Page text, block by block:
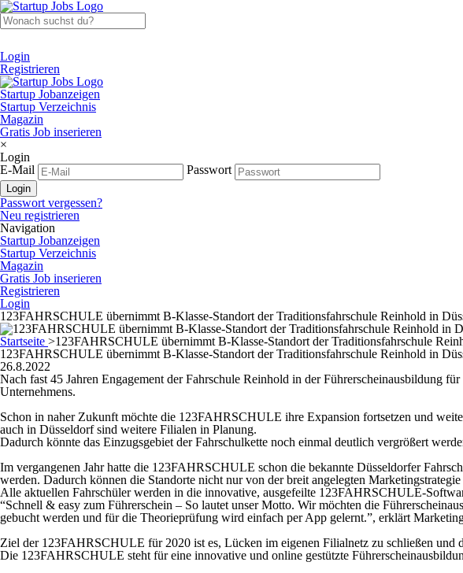
Login
Registrieren
Startup Jobanzeigen
Startup Verzeichnis
Magazin
Gratis Job inserieren
×
Login
E-Mail
Passwort
Passwort vergessen?
Neu registrieren
Navigation
Startup Jobanzeigen
Startup Verzeichnis
Magazin
Gratis Job inserieren
Registrieren
Login
123FAHRSCHULE übernimmt B-Klasse-Standort der Traditionsfahrschule Reinhold in
Startseite >123FAHRSCHULE übernimmt B-Klasse-Standort der Traditionsfahrschule
123FAHRSCHULE übernimmt B-Klasse-Standort der Traditionsfahrschule Reinhold in
26.8.2022
Nach fast 45 Jahren Engagement der Fahrschule Reinhold in der Führerscheinausbildung
Unternehmens.
Schon in naher Zukunft möchte die 123FAHRSCHULE ihre Expansion fortsetzen und
auch in Düsseldorf sind weitere Filialen in Planung.
Dadurch könnte das Einzugsgebiet der Fahrschulkette noch einmal deutlich vergrößert
Im vergangenen Jahr hatte die 123FAHRSCHULE schon die bekannte Düsseldorfer
werden. Dadurch können die Standorte nicht nur von der breit angelegten
Alle aktuellen Fahrschüler werden in die innovative, ausgefeilte 123FAHRSCHULE-
“Schnell & easy zum Führerschein – So lautet unser Motto. Wir möchten die
gebucht werden und für die Theorieprüfung wird einfach per App gelernt.”, erklärt
Ziel der 123FAHRSCHULE für 2020 ist es, Lücken im eigenen Filialnetz zu schließen und
Die 123FAHRSCHULE steht für eine innovative und online gestützte